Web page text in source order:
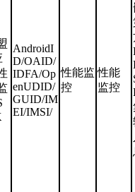
AndroidI
D/OAID/
IDFA/Op
enUDID/
GUID/IM
EI/IMSI/
性能监
控
性能
监控